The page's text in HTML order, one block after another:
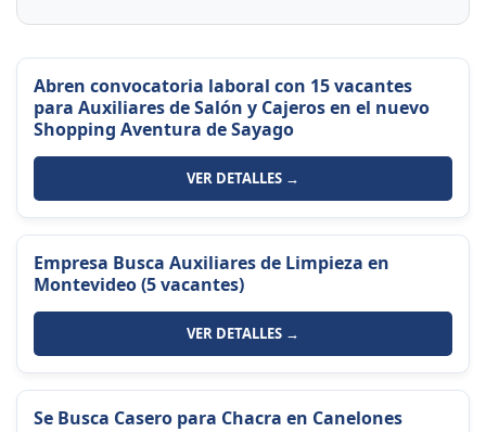
Abren convocatoria laboral con 15 vacantes
para Auxiliares de Salón y Cajeros en el nuevo
Shopping Aventura de Sayago
VER DETALLES →
Empresa Busca Auxiliares de Limpieza en
Montevideo (5 vacantes)
VER DETALLES →
Se Busca Casero para Chacra en Canelones